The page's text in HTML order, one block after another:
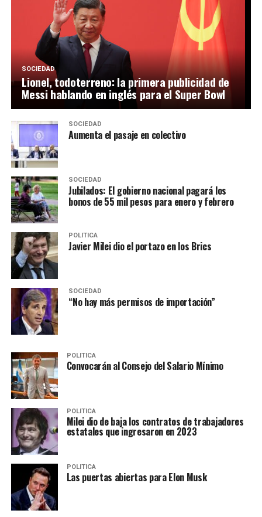
SOCIEDAD
Lionel, todoterreno: la primera publicidad de
Messi hablando en inglés para el Super Bowl
SOCIEDAD
Aumenta el pasaje en colectivo
SOCIEDAD
Jubilados: El gobierno nacional pagará los
bonos de 55 mil pesos para enero y febrero
POLITICA
Javier Milei dio el portazo en los Brics
SOCIEDAD
“No hay más permisos de importación”
POLITICA
Convocarán al Consejo del Salario Mínimo
POLITICA
Milei dio de baja los contratos de trabajadores
estatales que ingresaron en 2023
POLITICA
Las puertas abiertas para Elon Musk